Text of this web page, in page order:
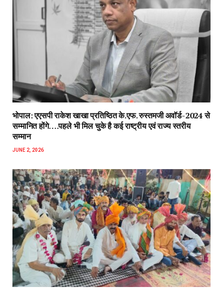
भोपाल: एएसपी राकेश‌ खाखा प्रतिष्ठित के.एफ. रुस्तमजी अवॉर्ड-2024 से
सम्मानित होंगे….पहले भी मिल चुके है कई राष्ट्रीय एवं राज्य स्तरीय
सम्मान
JUNE 2, 2026